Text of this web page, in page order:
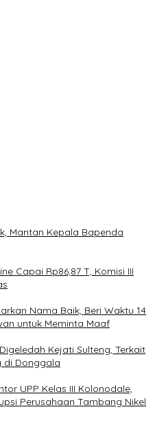
Mantan Kepala Bapenda
Capai Rp86,87 T, Komisi III
Nama Baik, Beri Waktu 14
untuk Meminta Maaf
Kejati Sulteng, Terkait
di Donggala
UPP Kelas III Kolonodale,
Perusahaan Tambang Nikel